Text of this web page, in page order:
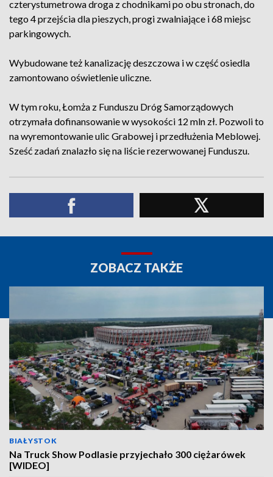
czterystumetrowa droga z chodnikami po obu stronach, do
tego 4 przejścia dla pieszych, progi zwalniające i 68 miejsc
parkingowych.
Wybudowane też kanalizację deszczowa i w część osiedla
zamontowano oświetlenie uliczne.
W tym roku, Łomża z Funduszu Dróg Samorządowych
otrzymała dofinansowanie w wysokości 12 mln zł. Pozwoli to
na wyremontowanie ulic Grabowej i przedłużenia Meblowej.
Sześć zadań znalazło się na liście rezerwowanej Funduszu.
ZOBACZ TAKŻE
BIAŁYSTOK
Na Truck Show Podlasie przyjechało 300 ciężarówek
[WIDEO]